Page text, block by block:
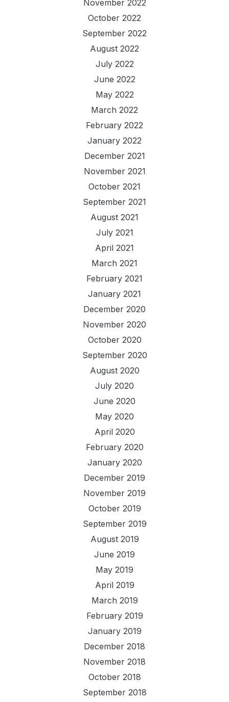
November 2022
October 2022
September 2022
August 2022
July 2022
June 2022
May 2022
March 2022
February 2022
January 2022
December 2021
November 2021
October 2021
September 2021
August 2021
July 2021
April 2021
March 2021
February 2021
January 2021
December 2020
November 2020
October 2020
September 2020
August 2020
July 2020
June 2020
May 2020
April 2020
February 2020
January 2020
December 2019
November 2019
October 2019
September 2019
August 2019
June 2019
May 2019
April 2019
March 2019
February 2019
January 2019
December 2018
November 2018
October 2018
September 2018